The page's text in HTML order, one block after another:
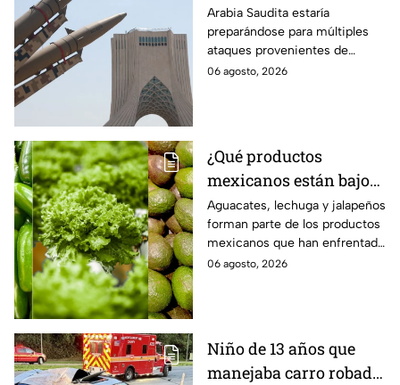
Esperan ataques de
grupos armados de tres
países
Arabia Saudita estaría
preparándose para múltiples
ataques provenientes de
grupos armados de tres países.
06 agosto, 2026
¿Qué productos
mexicanos están bajo
la lupa de Estados
Unidos? Aguacates,
lechuga y jalapeños
encabezan la lista
Aguacates, lechuga y jalapeños
forman parte de los productos
mexicanos que han enfrentado
restricciones o
06 agosto, 2026
Niño de 13 años que
manejaba carro robado